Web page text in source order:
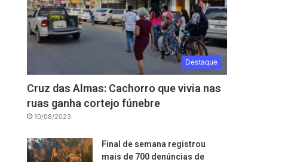
Destaque
Cruz das Almas: Cachorro que vivia nas
ruas ganha cortejo fúnebre
10/08/2023
Final de semana registrou
mais de 700 denúncias de